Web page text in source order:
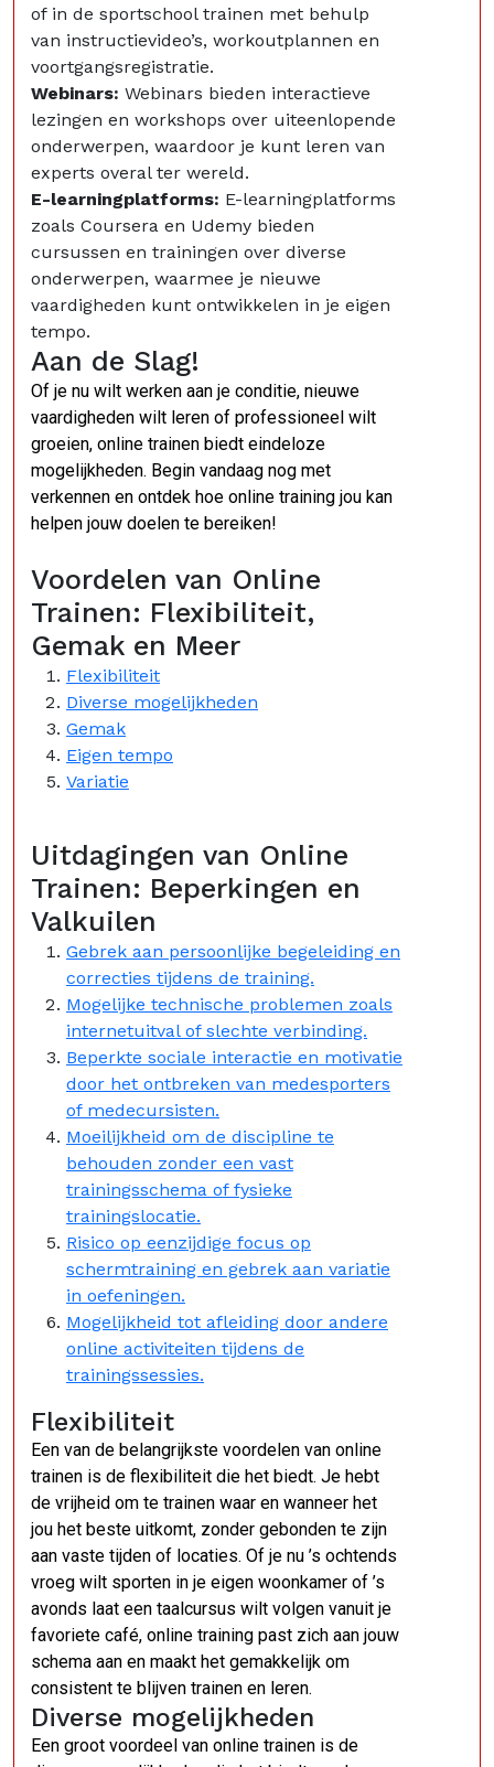
of in de sportschool trainen met behulp
van instructievideo’s, workoutplannen en
voortgangsregistratie.
Webinars: Webinars bieden interactieve
lezingen en workshops over uiteenlopende
onderwerpen, waardoor je kunt leren van
experts overal ter wereld.
E-learningplatforms: E-learningplatforms
zoals Coursera en Udemy bieden
cursussen en trainingen over diverse
onderwerpen, waarmee je nieuwe
vaardigheden kunt ontwikkelen in je eigen
tempo.
Aan de Slag!
Of je nu wilt werken aan je conditie, nieuwe
vaardigheden wilt leren of professioneel wilt
groeien, online trainen biedt eindeloze
mogelijkheden. Begin vandaag nog met
verkennen en ontdek hoe online training jou kan
helpen jouw doelen te bereiken!
Voordelen van Online
Trainen: Flexibiliteit,
Gemak en Meer
Flexibiliteit
Diverse mogelijkheden
Gemak
Eigen tempo
Variatie
Uitdagingen van Online
Trainen: Beperkingen en
Valkuilen
Gebrek aan persoonlijke begeleiding en
correcties tijdens de training.
Mogelijke technische problemen zoals
internetuitval of slechte verbinding.
Beperkte sociale interactie en motivatie
door het ontbreken van medesporters
of medecursisten.
Moeilijkheid om de discipline te
behouden zonder een vast
trainingsschema of fysieke
trainingslocatie.
Risico op eenzijdige focus op
schermtraining en gebrek aan variatie
in oefeningen.
Mogelijkheid tot afleiding door andere
online activiteiten tijdens de
trainingssessies.
Flexibiliteit
Een van de belangrijkste voordelen van online
trainen is de flexibiliteit die het biedt. Je hebt
de vrijheid om te trainen waar en wanneer het
jou het beste uitkomt, zonder gebonden te zijn
aan vaste tijden of locaties. Of je nu ’s ochtends
vroeg wilt sporten in je eigen woonkamer of ’s
avonds laat een taalcursus wilt volgen vanuit je
favoriete café, online training past zich aan jouw
schema aan en maakt het gemakkelijk om
consistent te blijven trainen en leren.
Diverse mogelijkheden
Een groot voordeel van online trainen is de